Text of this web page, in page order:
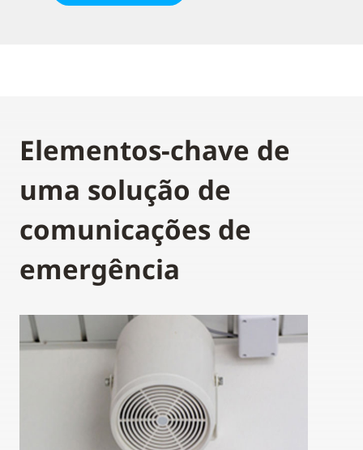
Elementos-chave de
uma solução de
comunicações de
emergência